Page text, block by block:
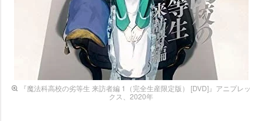
『魔法科高校の劣等生 来訪者編 1（完全生産限定版） [DVD]』アニプレッ
クス、2020年